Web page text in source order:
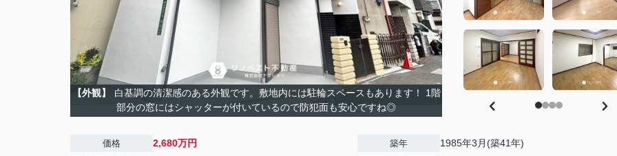
【外観】
白基調の清潔感のある外観です。敷地内には駐輪スペースもあります！ 1階
部分の窓にはシャッターが付いているので防犯面も安心ですね◎
価格 2,680万円 築年 1985年3月(築41年)